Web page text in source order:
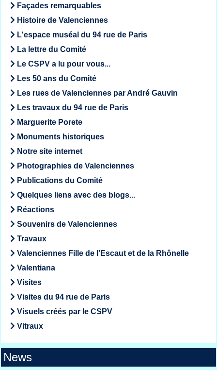
Façades remarquables
Histoire de Valenciennes
L'espace muséal du 94 rue de Paris
La lettre du Comité
Le CSPV a lu pour vous...
Les 50 ans du Comité
Les rues de Valenciennes par André Gauvin
Les travaux du 94 rue de Paris
Marguerite Porete
Monuments historiques
Notre site internet
Photographies de Valenciennes
Publications du Comité
Quelques liens avec des blogs...
Réactions
Souvenirs de Valenciennes
Travaux
Valenciennes Fille de l'Escaut et de la Rhônelle
Valentiana
Visites
Visites du 94 rue de Paris
Visuels créés par le CSPV
Vitraux
News